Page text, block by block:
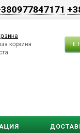
корзина